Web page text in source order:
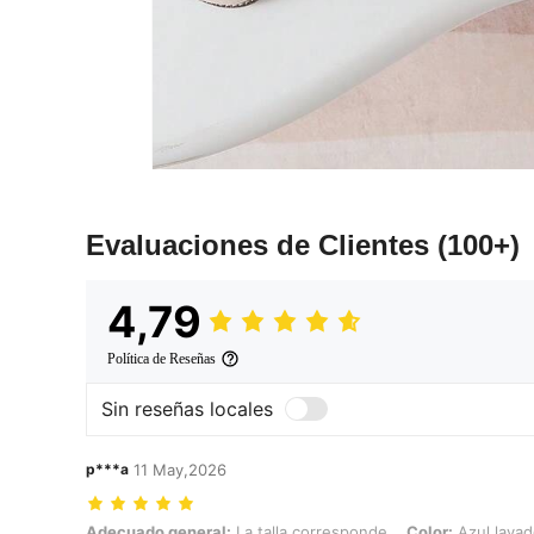
Evaluaciones de Clientes (100+)
4,79
Política de Reseñas
Sin reseñas locales
p***a 11 May,2026